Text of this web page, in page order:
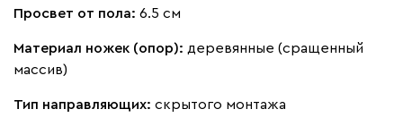
Просвет от пола: 6.5 см
Материал ножек (опор): деревянные (сращенный
массив)
Тип направляющих: скрытого монтажа